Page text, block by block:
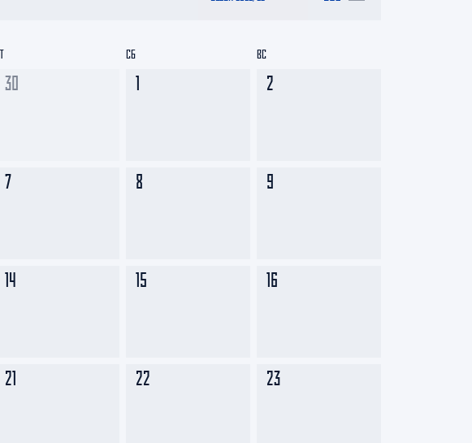
30 1 2
7 8 9
14 15 16
21 22 23
СБ ВС